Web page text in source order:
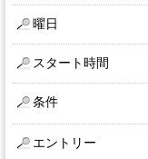
曜日
スタート時間
条件
エントリー